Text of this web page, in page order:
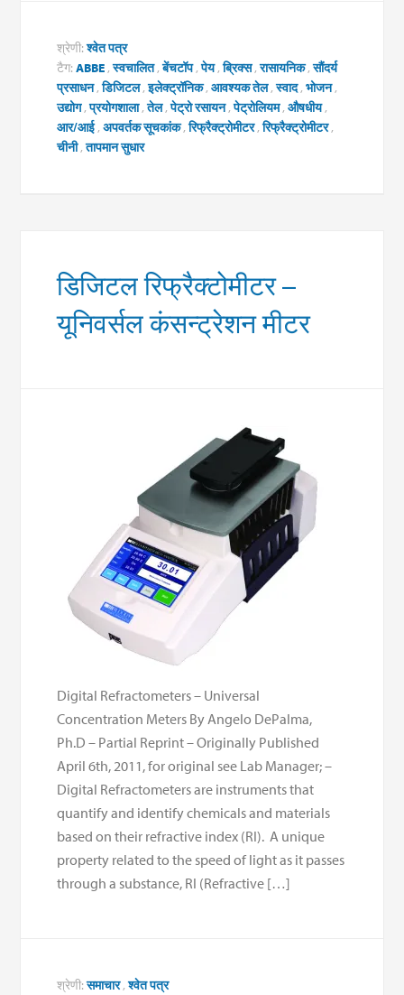
श्रेणी:श्वेत पत्र
टैग:ABBE ,स्वचालित,बेंचटॉप,पेय,ब्रिक्स,रासायनिक,सौंदर्य
प्रसाधन,डिजिटल,इलेक्ट्रॉनिक,आवश्यक तेल,स्वाद,भोजन,
उद्योग,प्रयोगशाला,तेल,पेट्रो रसायन,पेट्रोलियम,औषधीय,
आर/आई,अपवर्तक सूचकांक,रिफ्रैक्ट्रोमीटर,रिफ्रैक्ट्रोमीटर,
चीनी,तापमान सुधार
डिजिटल रिफ्रैक्टोमीटर –
यूनिवर्सल कंसन्ट्रेशन मीटर
Digital Refractometers – Universal
Concentration Meters By Angelo DePalma,
Ph.D – Partial Reprint – Originally Published
April 6th, 2011, for original see Lab Manager; –
Digital Refractometers are instruments that
quantify and identify chemicals and materials
based on their refractive index (RI). A unique
property related to the speed of light as it passes
through a substance, RI (Refractive […]
श्रेणी:समाचार,श्वेत पत्र